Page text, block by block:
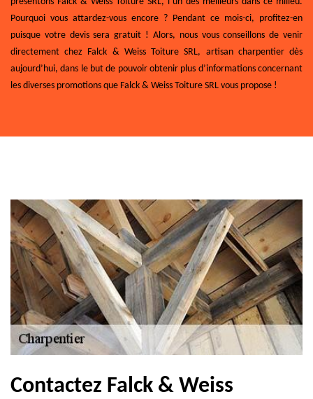
Pourquoi vous attardez-vous encore ? Pendant ce mois-ci, profitez-en
puisque votre devis sera gratuit ! Alors, nous vous conseillons de venir
directement chez Falck & Weiss Toiture SRL, artisan charpentier dès
aujourd’hui, dans le but de pouvoir obtenir plus d’informations concernant
les diverses promotions que Falck & Weiss Toiture SRL vous propose !
Contactez Falck & Weiss